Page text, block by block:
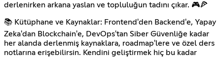
derlenirken arkana yaslan ve topluluğun tadını çıkar. 🎮🍕
📚 Kütüphane ve Kaynaklar: Frontend'den Backend'e, Yapay
Zeka'dan Blockchain'e, DevOps'tan Siber Güvenliğe kadar
her alanda derlenmiş kaynaklara, roadmap'lere ve özel ders
notlarına erişebilirsin. Kendini geliştirmek hiç bu kadar